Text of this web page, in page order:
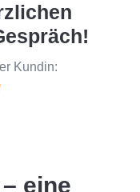
Kundin:
eine